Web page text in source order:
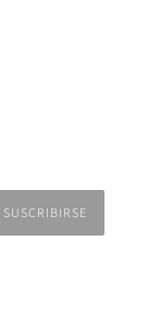
SUSCRIBIRSE